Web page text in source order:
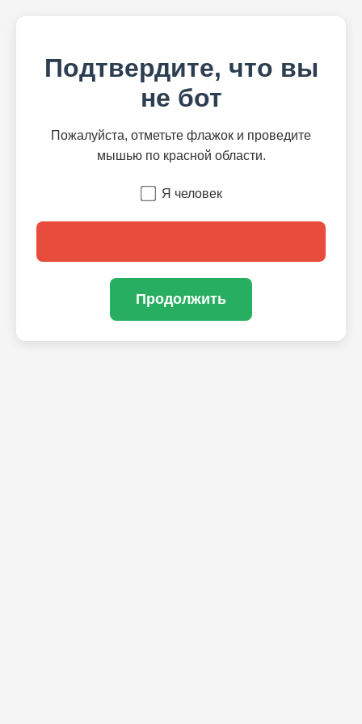
Подтвердите, что вы
не бот
Пожалуйста, отметьте флажок и проведите
мышью по красной области.
Я человек
Продолжить